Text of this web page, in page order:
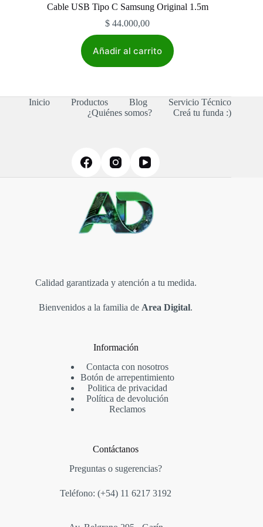
Cable USB Tipo C Samsung Original 1.5m
$ 44.000,00
Añadir al carrito
Inicio Productos Blog
Servicio Técnico
¿Quiénes somos?
Creá tu funda :)
Calidad garantizada y atención a tu medida.
Bienvenidos a la familia deArea Digital.
Información
Contacta con nosotros
Botón de arrepentimiento
Politica de privacidad
Política de devolución
Reclamos
Contáctanos
Preguntas o sugerencias?
Teléfono: (+54) 11 6217 3192